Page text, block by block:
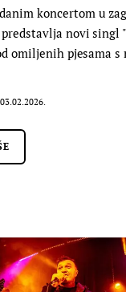
koncertom u
novi singl
omiljenih pjesama s
03.02.2026.